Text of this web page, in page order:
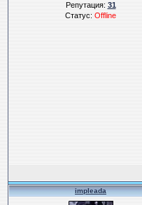
Репутация:31
Статус:Offline
impleada